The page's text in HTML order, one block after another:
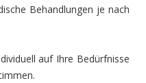
Behandlungen je nach
auf Ihre Bedürfnisse